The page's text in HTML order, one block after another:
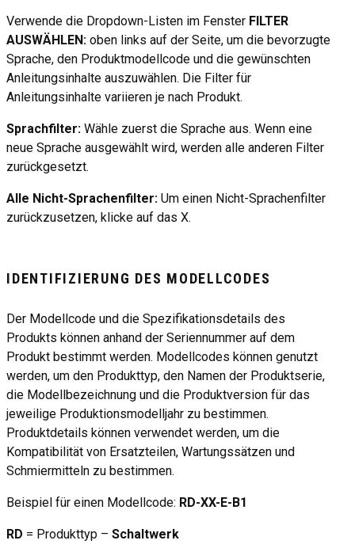
Verwende die Dropdown-Listen im Fenster FILTER
AUSWÄHLEN: oben links auf der Seite, um die bevorzugte
Sprache, den Produktmodellcode und die gewünschten
Anleitungsinhalte auszuwählen. Die Filter für
Anleitungsinhalte variieren je nach Produkt.
Sprachfilter: Wähle zuerst die Sprache aus. Wenn eine
neue Sprache ausgewählt wird, werden alle anderen Filter
zurückgesetzt.
Alle Nicht-Sprachenfilter: Um einen Nicht-Sprachenfilter
zurückzusetzen, klicke auf das X.
IDENTIFIZIERUNG DES MODELLCODES
Der Modellcode und die Spezifikationsdetails des
Produkts können anhand der Seriennummer auf dem
Produkt bestimmt werden. Modellcodes können genutzt
werden, um den Produkttyp, den Namen der Produktserie,
die Modellbezeichnung und die Produktversion für das
jeweilige Produktionsmodelljahr zu bestimmen.
Produktdetails können verwendet werden, um die
Kompatibilität von Ersatzteilen, Wartungssätzen und
Schmiermitteln zu bestimmen.
Beispiel für einen Modellcode: RD-XX-E-B1
RD = Produkttyp – Schaltwerk